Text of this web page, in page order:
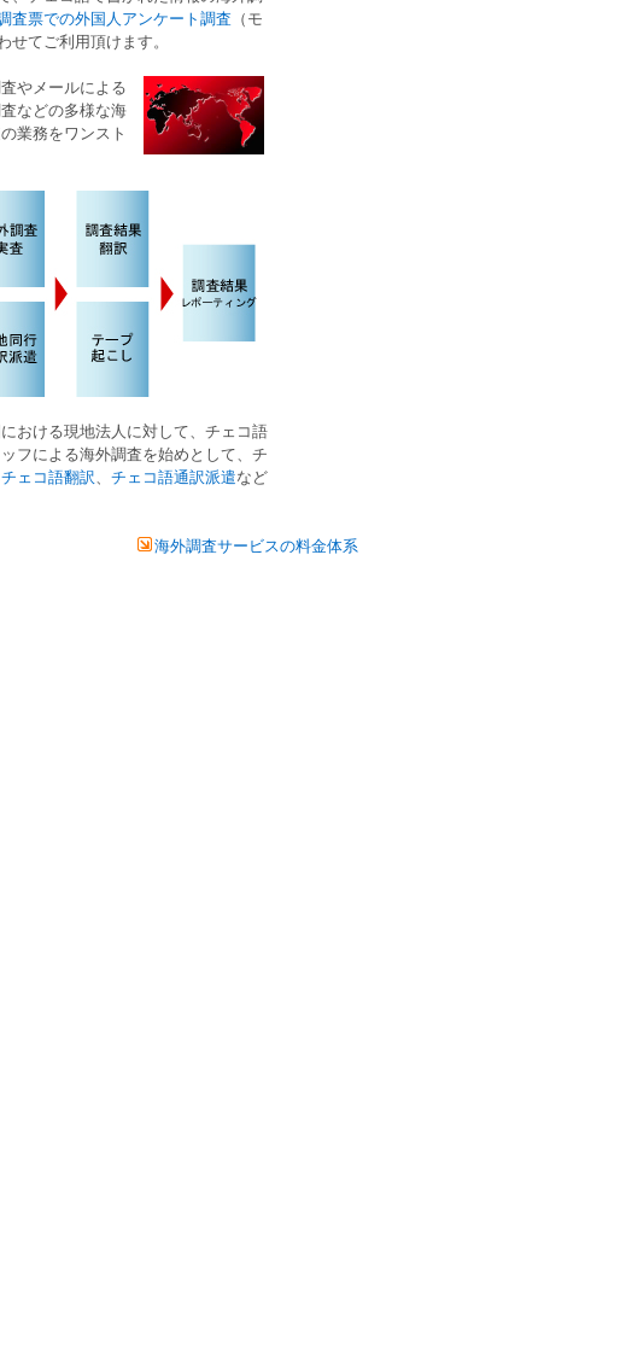
査票での外国人アンケート調査 （ モ
せてご利用頂けます。
やメールによる
などの多様な海
業務をワンスト
における現地法人 に対して、 チェコ語
フによる海外調査を始めとして、 チ
チェコ語翻訳、 チェコ語通訳派遣など
海外調査サービスの料金体系